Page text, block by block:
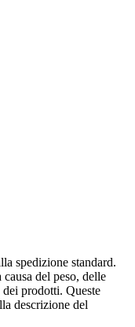
spedizione standard.
del peso, delle
prodotti. Queste
descrizione del